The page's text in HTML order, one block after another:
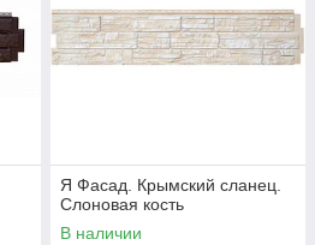
Я Фасад. Крымский сланец.
Слоновая кость
В наличии